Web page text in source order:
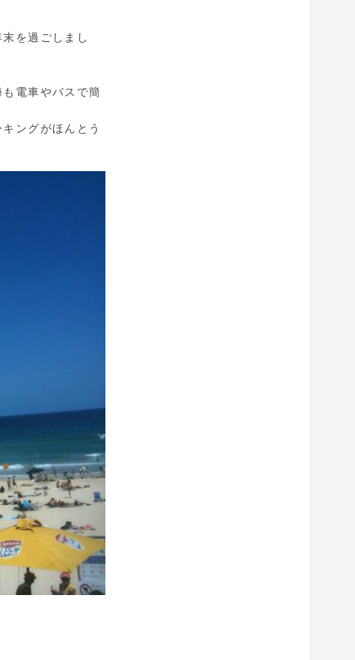
を過ごしまし
電車やバスで簡
ングがほんとう